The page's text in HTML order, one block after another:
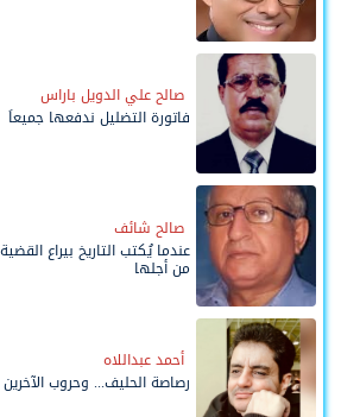
صالح علي الدويل باراس
فاتورة التضليل ندفعها جميعاً
صالح شائف
عندما يُكتب التاريخ بيراع
من أجلها
أحمد عبداللاه
رصاصة الحليف... وحروب الآخرين